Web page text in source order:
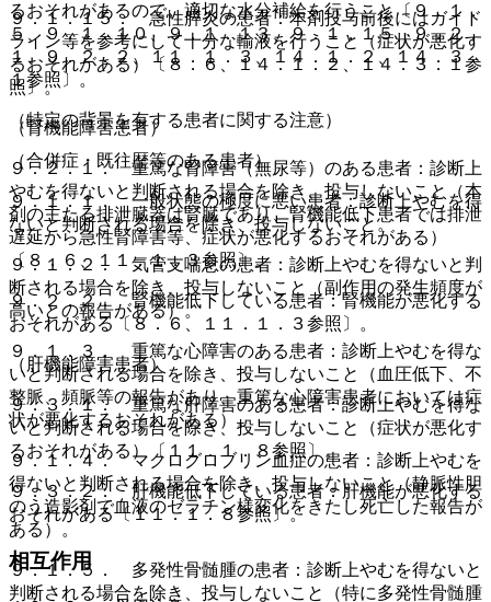
９．１．１５． 急性膵炎の患者：本剤投与前後にはガイド
ライン等を参考にして十分な輸液を行うこと（症状が悪化す
るおそれがある）〔８．６、１４．１．２、１４．３．１参
照〕。
（腎機能障害患者）
９．２．１． 重篤な腎障害（無尿等）のある患者：診断上
やむを得ないと判断される場合を除き、投与しないこと（本
剤の主たる排泄臓器は腎臓であり、腎機能低下患者では排泄
遅延から急性腎障害等、症状が悪化するおそれがある）
〔８．６、１１．１．３参照〕。
９．２．２． 腎機能低下している患者：腎機能が悪化する
おそれがある〔８．６、１１．１．３参照〕。
（肝機能障害患者）
９．３．１． 重篤な肝障害のある患者：診断上やむを得な
いと判断される場合を除き、投与しないこと（症状が悪化す
るおそれがある）〔１１．１．８参照〕。
９．３．２． 肝機能低下している患者：肝機能が悪化する
おそれがある〔１１．１．８参照〕。
相互作用
るおそれがあるので、適切な水分補給を行うこと〔９．１．
５、９．１．１０、９．１．１３、９．１．１５、９．２．
１、９．２．２、１１．１．３、１４．１．２、１４．３．
１参照〕。
（特定の背景を有する患者に関する注意）
（合併症・既往歴等のある患者）
９．１．１． 一般状態の極度に悪い患者：診断上やむを得
ないと判断される場合を除き、投与しないこと。
９．１．２． 気管支喘息の患者：診断上やむを得ないと判
断される場合を除き、投与しないこと（副作用の発生頻度が
高いとの報告がある）。
９．１．３． 重篤な心障害のある患者：診断上やむを得な
いと判断される場合を除き、投与しないこと（血圧低下、不
整脈、頻脈等の報告があり、重篤な心障害患者においては症
状が悪化するおそれがある）。
９．１．４． マクログロブリン血症の患者：診断上やむを
得ないと判断される場合を除き、投与しないこと（静脈性胆
のう造影剤で血液のゼラチン様変化をきたし死亡した報告が
ある）。
９．１．５． 多発性骨髄腫の患者：診断上やむを得ないと
判断される場合を除き、投与しないこと（特に多発性骨髄腫